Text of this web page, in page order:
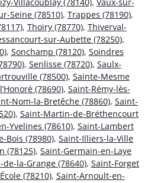
Seine (78510), Trappes (78190),
, Thoiry (78770), Thiverval-
sur-Aubette (78250),
, Sonchamp (78120), Soindres
, Senlisse (78720), Saulx-
(78500), Sainte-Mesme
(78690), Saint-Rémy-lès-
Nom-la-Bretêche (78860), Saint-
, Saint-Martin-de-Bréthencourt
Yvelines (78610), Saint-Lambert
Bois (78980), Saint-Illiers-la-Ville
(78125), Saint-Germain-en-Laye
la-Grange (78640), Saint-Forget
(78210), Saint-Arnoult-en-